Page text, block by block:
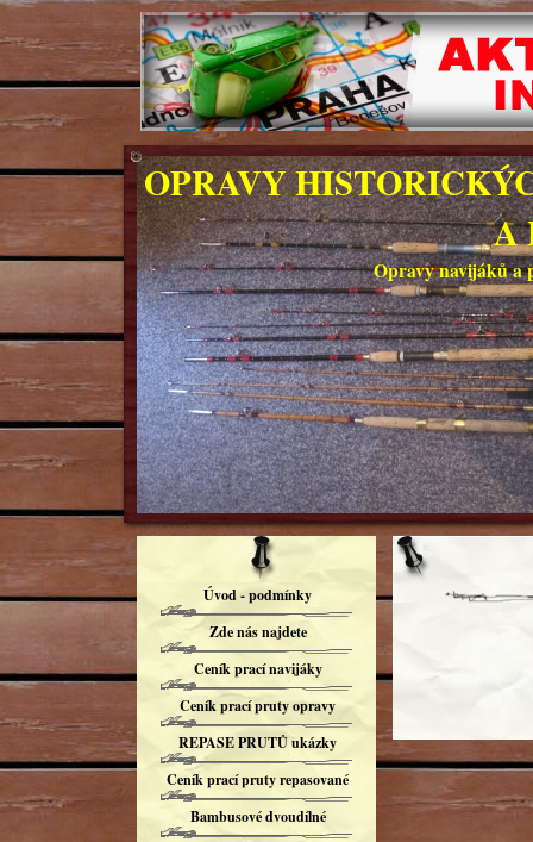
OPRAVY
A
Opravy navijáků a
Úvod - podmínky
Zde nás najdete
Ceník prací navijáky
Ceník prací pruty opravy
REPASE PRUTŮ ukázky
Ceník prací pruty repasované
Bambusové dvoudílné